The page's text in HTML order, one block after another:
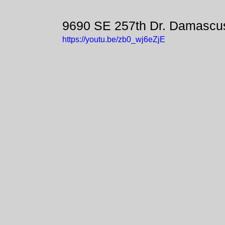
9690 SE 257th Dr.
https://youtu.be/zb0_wj6eZjE